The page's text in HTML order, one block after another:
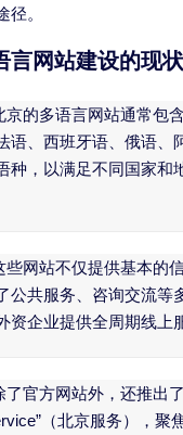
。
言网站建设的现状
京的多语言网站通常包
语、西班牙语、俄语、
种，以满足不同国家和
些网站不仅提供基本的
公共服务、咨询交流等
资企业提供全周期线上
了官方网站外，还推出
（北京服务），聚